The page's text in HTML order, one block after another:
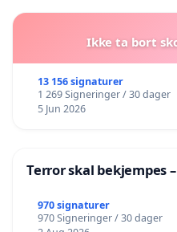
Ikke ta bort
13 156 signaturer
1 269 Signeringer / 30 dager
5 Jun 2026
Terror skal bekjempes
970 signaturer
970 Signeringer / 30 dager